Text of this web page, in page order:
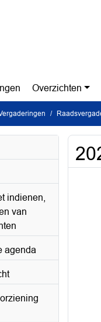
Overzichten
indienen,
van
agenda